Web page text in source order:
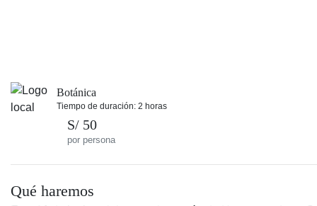
Botánica
Tiempo de duración: 2 horas
S/ 50
por persona
Qué haremos